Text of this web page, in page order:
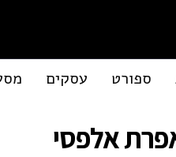
ספורט עסקים
אלפסי